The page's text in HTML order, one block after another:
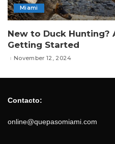
Miami
New to Duck Hunting?
Getting Started
November 12, 2024
Contacto:
online@quepasomiami.com